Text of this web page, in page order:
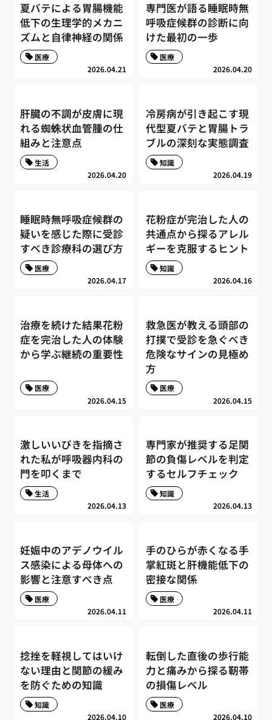
夏バテによる胃腸機能
低下の生理学的メカニ
ズムと自律神経の関係
2026.04.21
医療
専門医が語る睡眠時無
呼吸症候群の診断に向
けた最初の一歩
2026.04.20
医療
肝臓の不調が皮膚に現
れる蜘蛛状血管腫の仕
組みと注意点
2026.04.20
生活
冷房病が引き起こす現
代型夏バテと胃腸トラ
ブルの深刻な実態調査
2026.04.19
知識
睡眠時無呼吸症候群の
疑いを感じた際に受診
すべき診療科の選び方
2026.04.17
医療
花粉症が完治した人の
共通点から探るアレル
ギーを克服するヒント
2026.04.16
知識
治療を続けた結果花粉
症を完治した人の体験
から学ぶ継続の重要性
2026.04.15
医療
救急医が教える頭部の
打撲で受診を急ぐべき
危険なサインの見極め
方
2026.04.15
医療
激しいいびきを指摘さ
れた私が呼吸器内科の
門を叩くまで
2026.04.13
生活
専門家が推奨する足関
節の負傷レベルを判定
するセルフチェック
2026.04.13
知識
妊娠中のアデノウイル
ス感染による母体への
影響と注意すべき点
2026.04.11
医療
手のひらが赤くなる手
掌紅斑と肝機能低下の
密接な関係
2026.04.11
医療
捻挫を軽視してはいけ
ない理由と関節の緩み
を防ぐための知識
2026.04.10
知識
転倒した直後の歩行能
力と痛みから探る靭帯
の損傷レベル
2026.04.10
医療